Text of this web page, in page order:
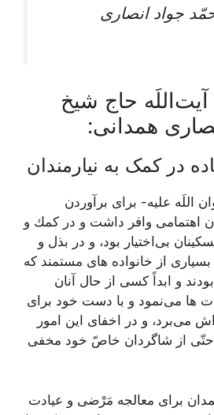
جواد انصارى‏
حاج شیخ
همدانی:
در کمک به نیارمندان
اللَه عليه- براى برآوردن
اهتمامى وافر داشت و در كمك و
بی‌‏اختيار بود، و در بذل و
بسيارى از خانواده‏ هاى مستمند كه
و ابداً كسى از حال آنان
ها می‌نمود و با دست خود براى
می‌برد، و در اخفاى اين امور
حتّى از شاگردان خاصّ خود مخفى
براى معالجه مَرْضى و عيادت